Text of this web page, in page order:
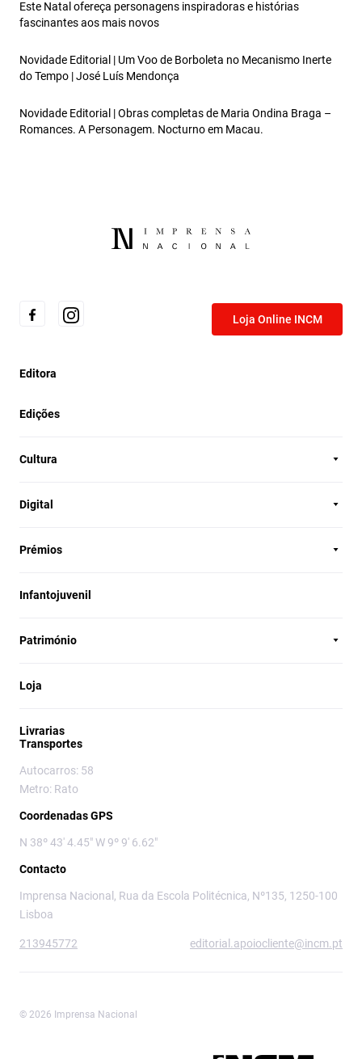
Este Natal ofereça personagens inspiradoras e histórias
fascinantes aos mais novos
Novidade Editorial | Um Voo de Borboleta no Mecanismo Inerte
do Tempo | José Luís Mendonça
Novidade Editorial | Obras completas de Maria Ondina Braga –
Romances. A Personagem. Nocturno em Macau.
Loja Online INCM
Editora
Edições
Cultura
Digital
Prémios
Infantojuvenil
Património
Loja
Livrarias
Transportes
Autocarros: 58
Metro: Rato
Coordenadas GPS
N 38º 43' 4.45" W 9º 9' 6.62"
Contacto
Imprensa Nacional, Rua da Escola Politécnica, Nº135, 1250-100
Lisboa
213945772 editorial.apoiocliente@incm.pt
© 2026 Imprensa Nacional